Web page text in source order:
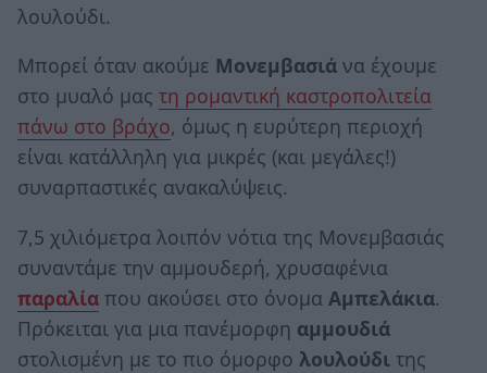
λουλούδι.
Μπορεί όταν ακούμε Μονεμβασιά να έχουμε
στο μυαλό μας τη ρομαντική καστροπολιτεία
πάνω στο βράχο, όμως η ευρύτερη περιοχή
είναι κατάλληλη για μικρές (και μεγάλες!)
συναρπαστικές ανακαλύψεις.
7,5 χιλιόμετρα λοιπόν νότια της Μονεμβασιάς
συναντάμε την αμμουδερή, χρυσαφένια
παραλία που ακούσει στο όνομα Αμπελάκια.
Πρόκειται για μια πανέμορφη αμμουδιά
στολισμένη με το πιο όμορφο λουλούδι της